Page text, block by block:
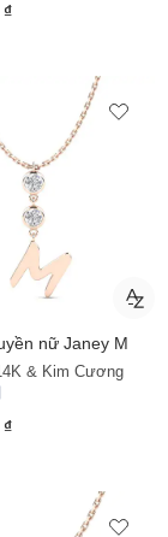
nữ Janey M
& Kim Cương